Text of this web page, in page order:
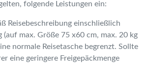
folgende Leistungen ein:
Reisebeschreibung einschließlich
(auf max. Größe 75 x60 cm, max. 20 kg
normale Reisetasche begrenzt. Sollte
eine geringere Freigepäckmenge